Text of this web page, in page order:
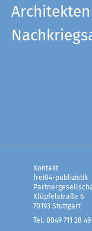
Kontakt
frei04-publizistik
Klüpfelstraße 6
70193 Stuttgart
Tel. 0049 711 28 49